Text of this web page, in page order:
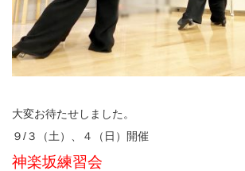
大変お待たせしました。
９/３（土）、４（日）開催
神楽坂練習会